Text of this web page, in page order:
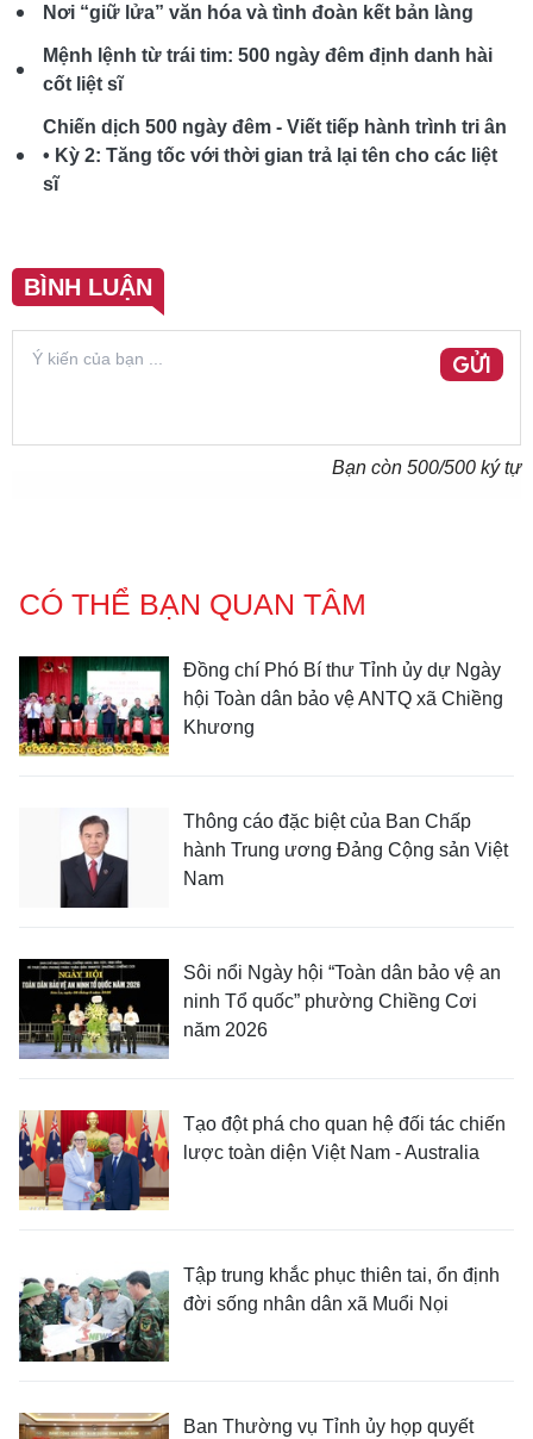
Nơi “giữ lửa” văn hóa và tình đoàn kết bản làng
Mệnh lệnh từ trái tim: 500 ngày đêm định danh hài
cốt liệt sĩ
Chiến dịch 500 ngày đêm - Viết tiếp hành trình tri ân
• Kỳ 2: Tăng tốc với thời gian trả lại tên cho các liệt
sĩ
BÌNH LUẬN
GỬI
Bạn còn 500/500 ký tự
CÓ THỂ BẠN QUAN TÂM
Đồng chí Phó Bí thư Tỉnh ủy dự Ngày
hội Toàn dân bảo vệ ANTQ xã Chiềng
Khương
Thông cáo đặc biệt của Ban Chấp
hành Trung ương Đảng Cộng sản Việt
Nam
Sôi nổi Ngày hội “Toàn dân bảo vệ an
ninh Tổ quốc” phường Chiềng Cơi
năm 2026
Tạo đột phá cho quan hệ đối tác chiến
lược toàn diện Việt Nam - Australia
Tập trung khắc phục thiên tai, ổn định
đời sống nhân dân xã Muổi Nọi
Ban Thường vụ Tỉnh ủy họp quyết